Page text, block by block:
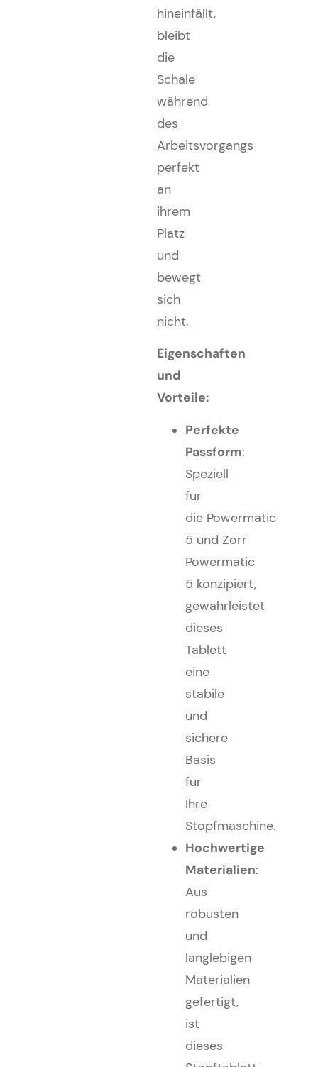
hineinfällt,
bleibt
die
Schale
während
des
Arbeitsvorgangs
perfekt
an
ihrem
Platz
und
bewegt
sich
nicht.
Eigenschaften
und
Vorteile:
Perfekte
Passform:
Speziell
für
die Powermatic
5 und Zorr
Powermatic
5 konzipiert,
gewährleistet
dieses
Tablett
eine
stabile
und
sichere
Basis
für
Ihre
Stopfmaschine.
Hochwertige
Materialien:
Aus
robusten
und
langlebigen
Materialien
gefertigt,
ist
dieses